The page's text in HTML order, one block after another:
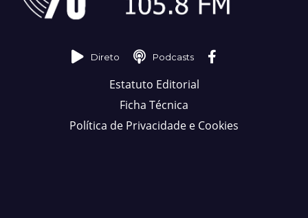
Direto Podcasts
Estatuto Editorial
Ficha Técnica
Política de Privacidade e Cookies